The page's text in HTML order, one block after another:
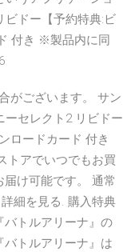
ビドー【予約特典:ビ
付き ※製品内に同
がございます。 サン
ーセレクト2 リビドー
ロードカード 付き
トアでいつでもお買
け可能です。 通常
細を見る. 購入特典
バトルアリーナ』の
バトルアリーナ』は